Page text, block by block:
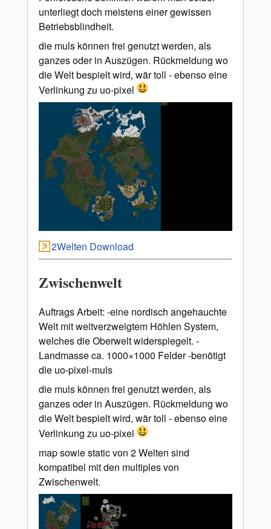
unterliegt doch meistens einer gewissen
Betriebsblindheit.
die muls können frei genutzt werden, als
ganzes oder in Auszügen. Rückmeldung wo
die Welt bespielt wird, wär toll - ebenso eine
Verlinkung zu uo-pixel
2Welten Download
Zwischenwelt
Auftrags Arbeit: -eine nordisch angehauchte
Welt mit weitverzweigtem Höhlen System,
welches die Oberwelt widerspiegelt. -
Landmasse ca. 1000×1000 Felder -benötigt
die uo-pixel-muls
die muls können frei genutzt werden, als
ganzes oder in Auszügen. Rückmeldung wo
die Welt bespielt wird, wär toll - ebenso eine
Verlinkung zu uo-pixel
map sowie static von 2 Welten sind
kompatibel mit den multiples von
Zwischenwelt.